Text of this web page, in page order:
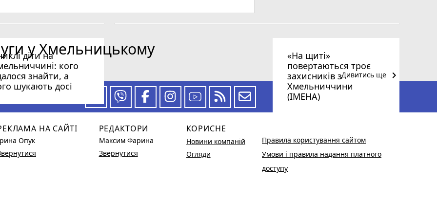
лізі України
діти на
кого
знайти, а
шукають досі
«На щиті»
повертаються троє
захисників з
Хмельниччини
(ІМЕНА)
у Хмельницькому
Дивитись ще keyboard_arrow_right
нашими новинами
НА САЙТІ
Опук
РЕДАКТОРИ
Максим Фарина
Звернутися
КОРИСНЕ
Новини компаній
Огляди
Правила користування сайтом
Умови і правила надання платного
доступу